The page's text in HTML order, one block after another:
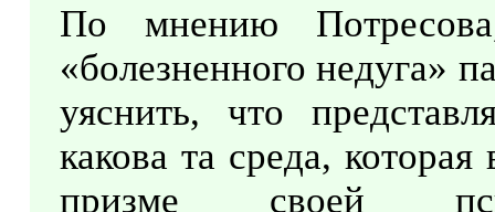
По мнению
«болезненного недуга»
уяснить, что
какова та среда,
призме своей